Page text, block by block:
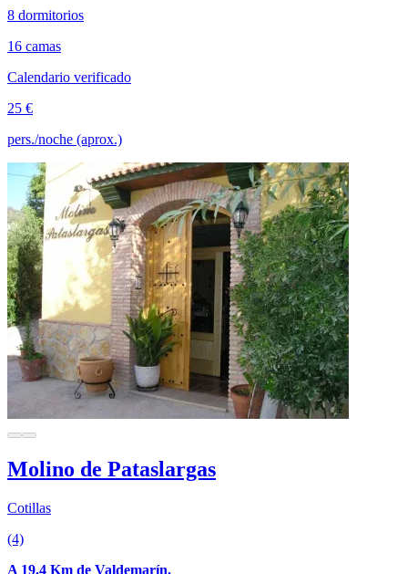
8 dormitorios
16 camas
Calendario verificado
25 €
pers./noche (aprox.)
Molino de Pataslargas
Cotillas
(4)
A 19.4 Km de Valdemarín.